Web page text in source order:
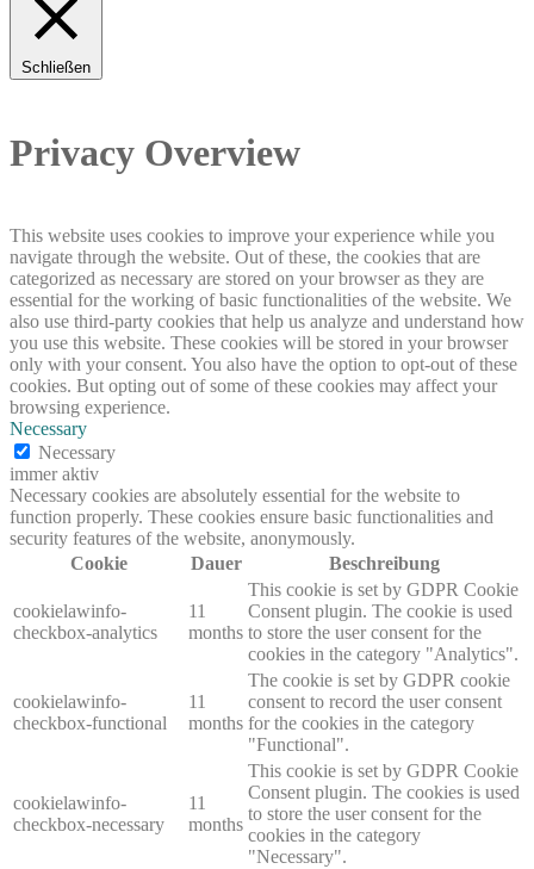
Schließen
Privacy Overview
This website uses cookies to improve your experience while you
navigate through the website. Out of these, the cookies that are
categorized as necessary are stored on your browser as they are
essential for the working of basic functionalities of the website. We
also use third-party cookies that help us analyze and understand how
you use this website. These cookies will be stored in your browser
only with your consent. You also have the option to opt-out of these
cookies. But opting out of some of these cookies may affect your
browsing experience.
Necessary
Necessary
immer aktiv
Necessary cookies are absolutely essential for the website to
function properly. These cookies ensure basic functionalities and
security features of the website, anonymously.
Cookie
Dauer Beschreibung
cookielawinfo-
checkbox-analytics
11
months
This cookie is set by GDPR Cookie
Consent plugin. The cookie is used
to store the user consent for the
cookies in the category "Analytics".
cookielawinfo-
checkbox-functional
11
months
The cookie is set by GDPR cookie
consent to record the user consent
for the cookies in the category
"Functional".
cookielawinfo-
checkbox-necessary
11
months
This cookie is set by GDPR Cookie
Consent plugin. The cookies is used
to store the user consent for the
cookies in the category
"Necessary".